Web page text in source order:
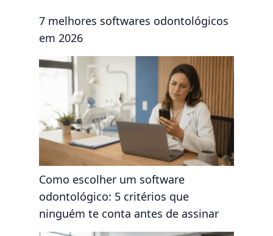
7 melhores softwares odontológicos
em 2026
Como escolher um software
odontológico: 5 critérios que
ninguém te conta antes de assinar